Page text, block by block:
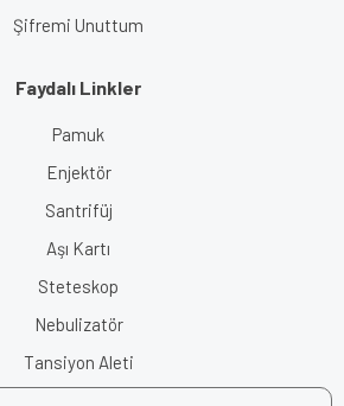
Şifremi Unuttum
Faydalı Linkler
Pamuk
Enjektör
Santrifüj
Aşı Kartı
Steteskop
Nebulizatör
Tansiyon Aleti